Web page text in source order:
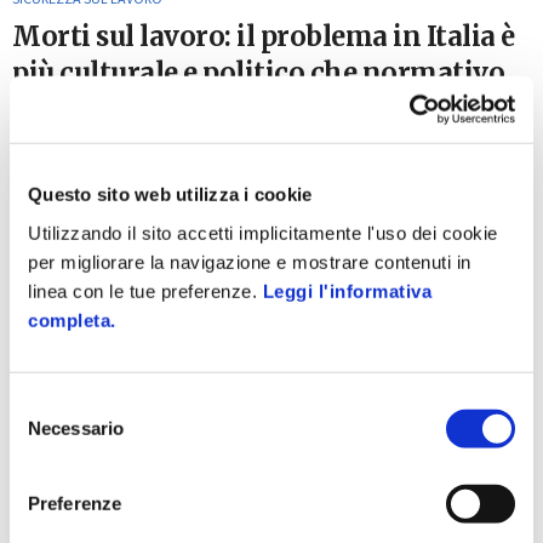
Questo sito web utilizza i cookie
Utilizzando il sito accetti implicitamente l'uso dei cookie
per migliorare la navigazione e mostrare contenuti in
linea con le tue preferenze. Leggi l'informativa
completa.
delNecessario
Preferenze
Morti sul lavoro: il problema in Italia è
più culturale e politico che normativo
infatti, si contano in tutto 469 vittime. Un numero alto, che